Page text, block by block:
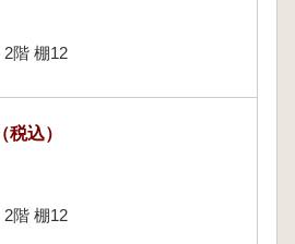
2階 棚12
（税込）
2階 棚12